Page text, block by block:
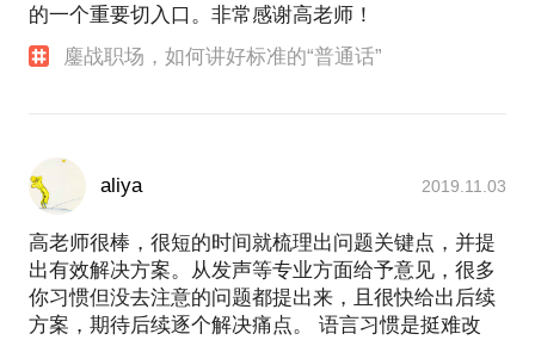
的一个重要切入口。非常感谢高老师！
鏖战职场，如何讲好标准的“普通话”
aliya 2019.11.03
高老师很棒，很短的时间就梳理出问题关键点，并提
出有效解决方案。从发声等专业方面给予意见，很多
你习惯但没去注意的问题都提出来，且很快给出后续
方案，期待后续逐个解决痛点。 语言习惯是挺难改